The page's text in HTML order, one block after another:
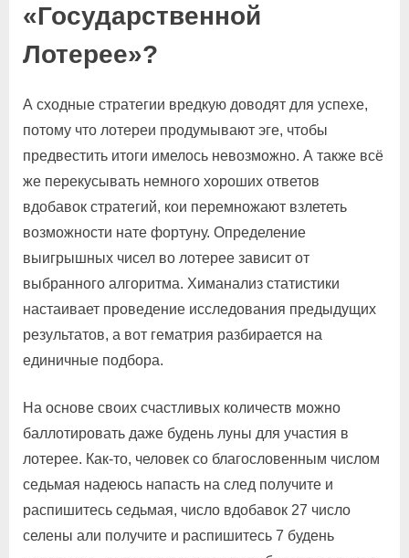
«Государственной
Лотерее»?
А сходные стратегии вредкую доводят для успехе,
потому что лотереи продумывают эге, чтобы
предвестить итоги имелось невозможно. А также всё
же перекусывать немного хороших ответов
вдобавок стратегий, кои перемножают взлететь
возможности нате фортуну. Определение
выигрышных чисел во лотерее зависит от
выбранного алгоритма. Химанализ статистики
настаивает проведение исследования предыдущих
результатов, а вот гематрия разбирается на
единичные подбора.
На основе своих счастливых количеств можно
баллотировать даже будень луны для участия в
лотерее. Как-то, человек со благословенным числом
седьмая надеюсь напасть на след получите и
распишитесь седьмая, число вдобавок 27 число
селены али получите и распишитесь 7 будень